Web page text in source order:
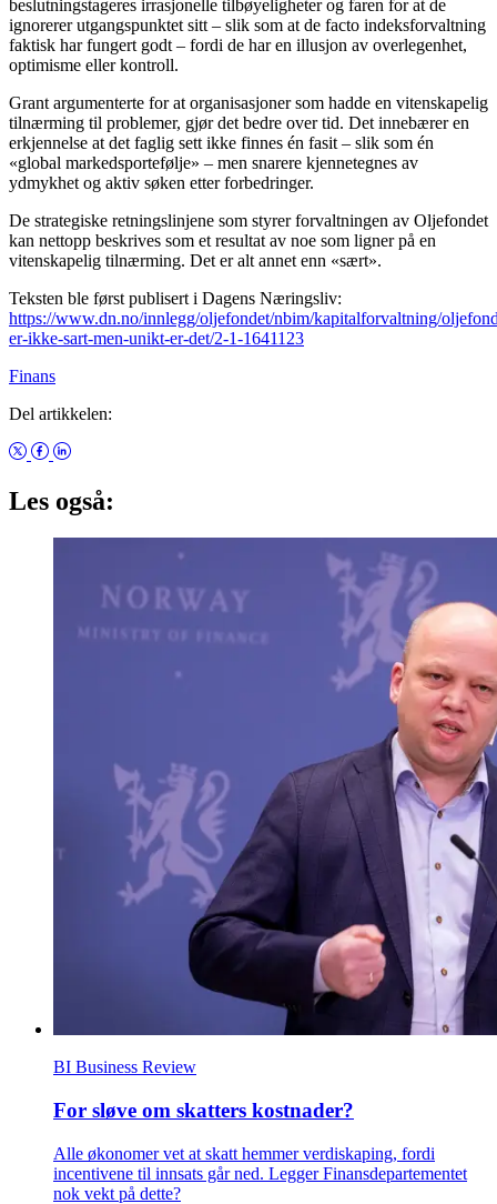
beslutningstageres irrasjonelle tilbøyeligheter og faren for at de
ignorerer utgangspunktet sitt – slik som at de facto indeksforvaltning
faktisk har fungert godt – fordi de har en illusjon av overlegenhet,
optimisme eller kontroll.
Grant argumenterte for at organisasjoner som hadde en vitenskapelig
tilnærming til problemer, gjør det bedre over tid. Det innebærer en
erkjennelse at det faglig sett ikke finnes én fasit – slik som én
«global markedsportefølje» – men snarere kjennetegnes av
ydmykhet og aktiv søken etter forbedringer.
De strategiske retningslinjene som styrer forvaltningen av Oljefondet
kan nettopp beskrives som et resultat av noe som ligner på en
vitenskapelig tilnærming. Det er alt annet enn «sært».
Teksten ble først publisert i Dagens Næringsliv:
https://www.dn.no/innlegg/oljefondet/nbim/kapitalforvaltning/
er-ikke-sart-men-unikt-er-det/2-1-1641123
Finans
Del artikkelen:
Les også:
BI Business Review
For sløve om skatters kostnader?
Alle økonomer vet at skatt hemmer verdiskaping, fordi
incentivene til innsats går ned. Legger Finansdepartementet
nok vekt på dette?